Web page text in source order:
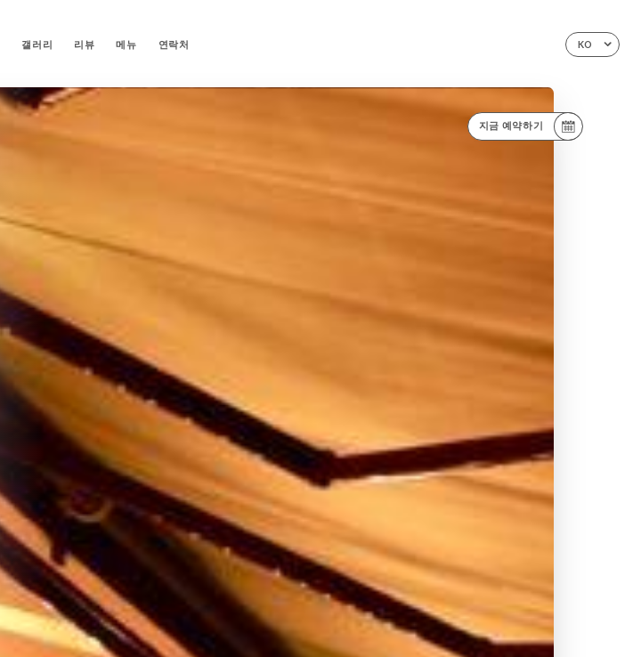
KO
갤러리 리뷰 메뉴 연락처
지금 예약하기